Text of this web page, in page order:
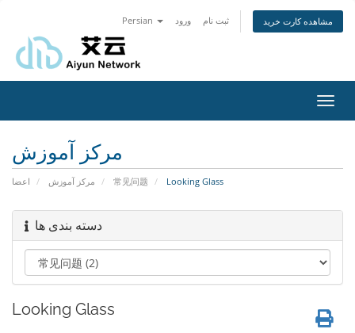
Persian ورود ثبت نام مشاهده کارت خرید
تغییر
مرکز آموزش
اعضا مرکز آموزش 常见问题 Looking Glass
دسته بندی ها
Looking Glass